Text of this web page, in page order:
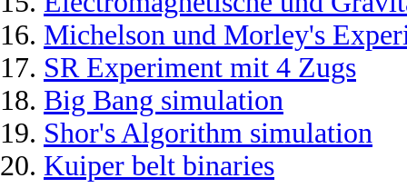
Michelson und Morley's
SR Experiment mit 4 Zugs
Big Bang simulation
Shor's Algorithm simulation
Kuiper belt binaries